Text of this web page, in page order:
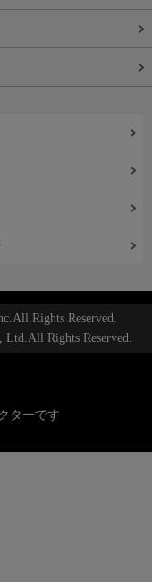
Rights Reserved.
Rights Reserved.
ターです